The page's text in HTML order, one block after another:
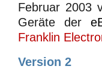
Februar 2003
Geräte der
Franklin
Version 2